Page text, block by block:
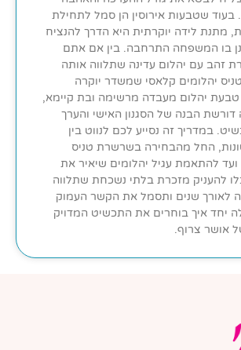
בעוד שטבעות אירוסין הן סמל לתחילת
מתנת לידה יוקרתית היא הדרך להנציח
בו המשפחה התרחבה. בין אם אתם
זהב עם יהלום עדינה שתלווה אותה
יהלומים קלאסי שמשדר יוקרה
טבעת יהלום מעבדה מרשימה ובת קיימא,
דורשת הבנה של הסגנון האישי והערך
במדריך זה נסייע לכם לנווט בין
החל מהבחירה בשרשרת טניס
ועד להתאמת עגיל יהלומים שיאיר את
להעניק מזכרת בלתי נשכחת שתלווה
לאורך שנים ותסמל את הקשר העמוק
יחד איך בוחרים את התכשיט המדויק
אושר צרוף.